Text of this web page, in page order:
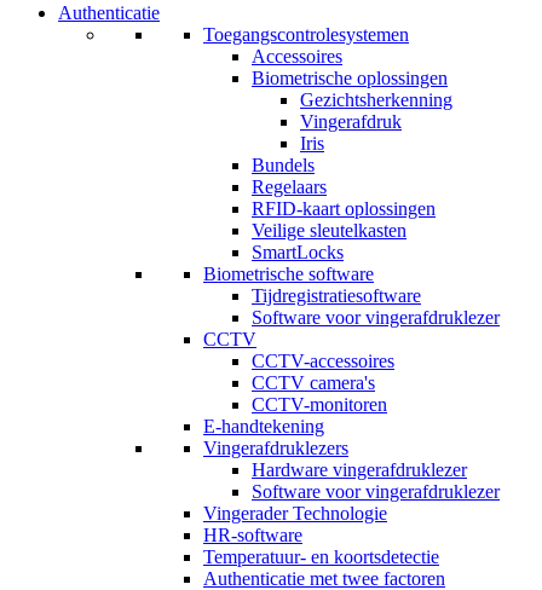
Authenticatie
Toegangscontrolesystemen
Accessoires
Biometrische oplossingen
Gezichtsherkenning
Vingerafdruk
Iris
Bundels
Regelaars
RFID-kaart oplossingen
Veilige sleutelkasten
SmartLocks
Biometrische software
Tijdregistratiesoftware
Software voor vingerafdruklezer
CCTV
CCTV-accessoires
CCTV camera's
CCTV-monitoren
E-handtekening
Vingerafdruklezers
Hardware vingerafdruklezer
Software voor vingerafdruklezer
Vingerader Technologie
HR-software
Temperatuur- en koortsdetectie
Authenticatie met twee factoren